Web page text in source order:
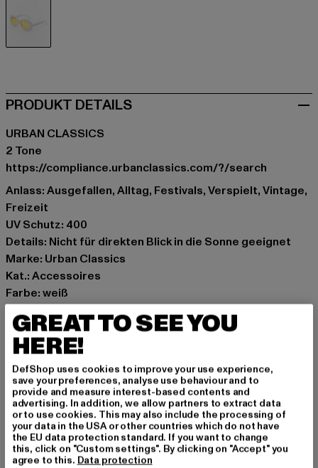
PRODUKT DETAILS
URBAN CLASSICS
2 Tone
https://compliance.urbanclassics.com/?/search
Anlass: Ausgefallen, Alltag, Festivals, Verspielt, Vintage,
Freizeit
UV Schutz: 400
Details: Nicht für direkten Blick in die Sonne geeignet
Marke: Urban Classics
Kat.: Accessoires
Farbe: weiß
Hersteller Farbe: wht/yel
Art.Nr: TB2250-00882
Hersteller: TB International GmbH |
info@tbint.de
Dr.-Robert-Murjahn-Straße 7 | 64372 Ober-Ramstadt |
DE
GRÖSSE & PASSFORM
GREAT TO SEE YOU
HERE!
DefShop uses cookies to improve your use experience,
save your preferences, analyse use behaviour and to
provide and measure interest-based contents and
advertising. In addition, we allow partners to extract data
or to use cookies. This may also include the processing of
your data in the USA or other countries which do not have
the EU data protection standard. If you want to change
this, click on "Custom settings". By clicking on "Accept" you
agree to this. Data protection